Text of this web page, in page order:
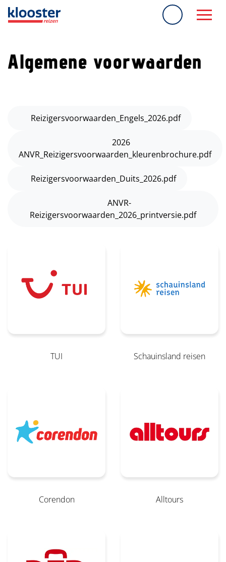
overslaan
Algemene voorwaarden
PDF Bestand
Reizigersvoorwaarden_Engels_2026.pdf
PDF Bestand
2026
ANVR_Reizigersvoorwaarden_kleurenbrochure.pdf
PDF Bestand
Reizigersvoorwaarden_Duits_2026.pdf
PDF Bestand
ANVR-
Reizigersvoorwaarden_2026_printversie.pdf
TUI Schauinsland reisen
Corendon Alltours